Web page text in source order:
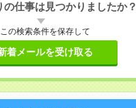
の仕事は見つかりましたか？
この検索条件を保存して
着メールを受け取る